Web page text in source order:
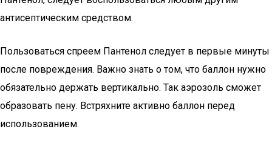
антисептическим средством.
Пользоваться спреем Пантенол следует в первые минуты
после повреждения. Важно знать о том, что баллон нужно
обязательно держать вертикально. Так аэрозоль сможет
образовать пену. Встряхните активно баллон перед
использованием.